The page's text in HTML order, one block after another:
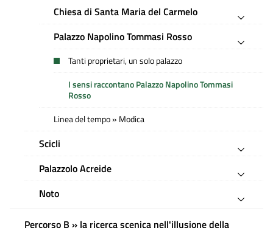
Chiesa di Santa Maria del Carmelo
Palazzo Napolino Tommasi Rosso
Tanti proprietari, un solo palazzo
I sensi raccontano Palazzo Napolino Tommasi
Rosso
Linea del tempo » Modica
Scicli
Palazzolo Acreide
Noto
Percorso B » la ricerca scenica nell'illusione della